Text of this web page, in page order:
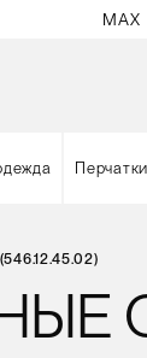
MAX
Перчатки